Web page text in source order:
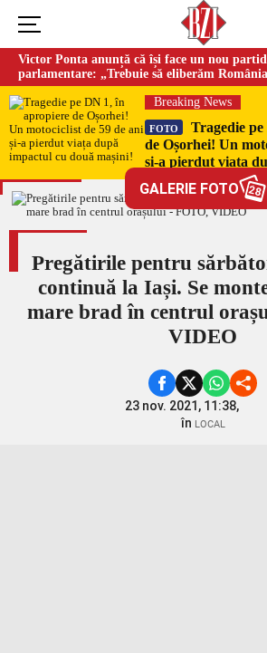
Victor Ponta anunță că își face un nou
parlamentare: „Trebuie să eliberăm România
globalistă”
Breaking News
FOTO
Tragedie
de Oșorhei! Un
și-a pierdut viața
GALERIE FOTO 28
Pregătirile pentru
continuă la Iași. Se
mare brad în centrul
VIDEO
23 nov. 2021, 11:38,
în LOCAL